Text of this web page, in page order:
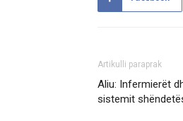
Artikulli paraprak
Aliu: Infermierët
sistemit